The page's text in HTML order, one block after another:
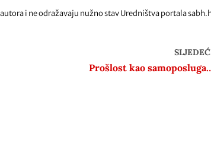
i ne odražavaju nužno stav Uredništva portala
Prošlost kao